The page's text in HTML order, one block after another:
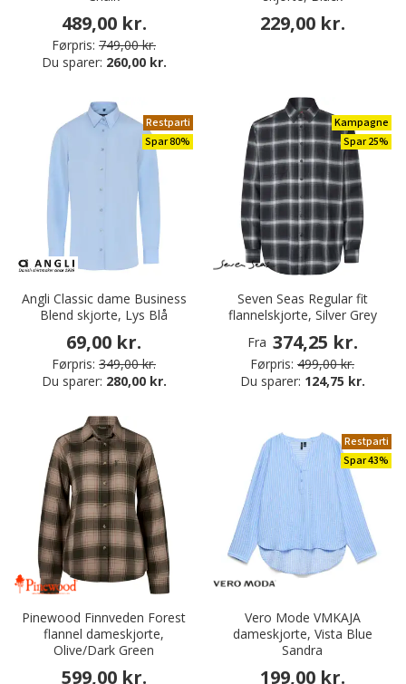
489,00 kr.
Førpris: 749,00 kr.
Du sparer: 260,00 kr.
229,00 kr.
Restparti
Spar 80%
Angli Classic dame Business
Blend skjorte, Lys Blå
69,00 kr.
Førpris: 349,00 kr.
Du sparer: 280,00 kr.
Kampagne
Spar 25%
Seven Seas Regular fit
flannelskjorte, Silver Grey
Fra 374,25 kr.
Førpris: 499,00 kr.
Du sparer: 124,75 kr.
Pinewood Finnveden Forest
flannel dameskjorte,
Olive/Dark Green
599,00 kr.
Restparti
Spar 43%
Vero Mode VMKAJA
dameskjorte, Vista Blue
Sandra
199,00 kr.